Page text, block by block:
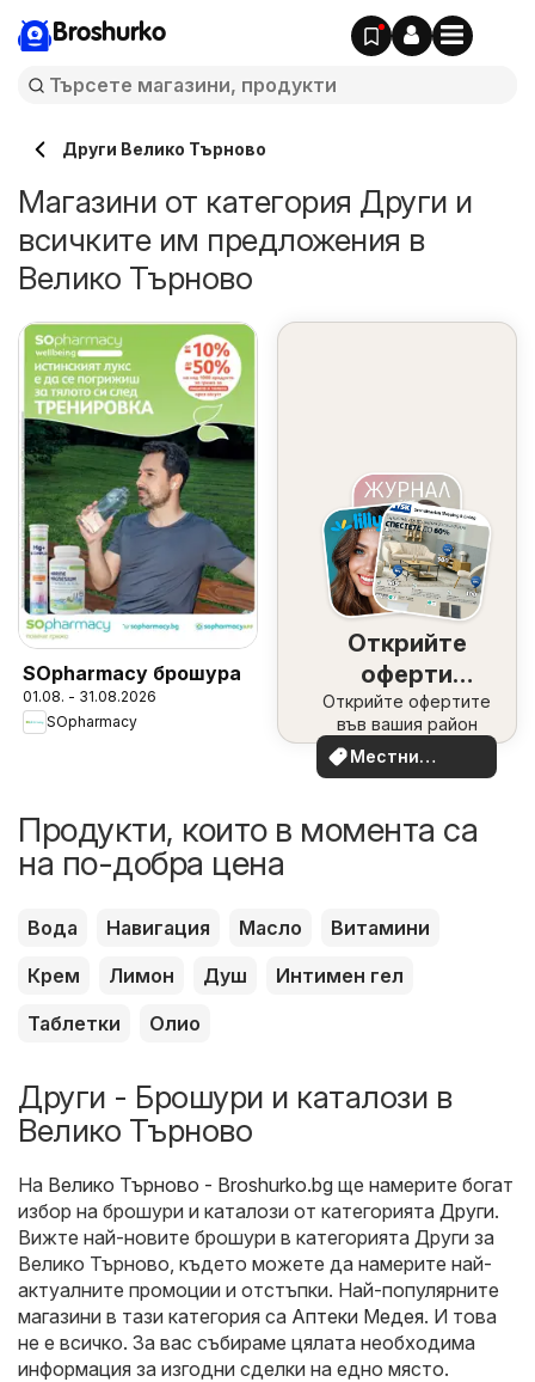
Broshurko
Други Велико Търново
Магазини от категория Други и
всичките им предложения в
Велико Търново
SOpharmacy брошура
01.08. - 31.08.2026
SOpharmacy
Открийте
оферти
наблизо
Открийте офертите
във вашия район
Местни
оферти
Продукти, които в момента са
на по-добра цена
Вода Навигация Масло
Витамини
Крем
Лимон Душ
Интимен гел
Таблетки
Олио
Други - Брошури и каталози в
Велико Търново
На Велико Търново - Broshurko.bg ще намерите богат
избор на брошури и каталози от категорията Други.
Вижте най-новите брошури в категорията Други за
Велико Търново, където можете да намерите най-
актуалните промоции и отстъпки. Най-популярните
магазини в тази категория са Аптеки Медея. И това
не е всичко. За вас събираме цялата необходима
информация за изгодни сделки на едно място.